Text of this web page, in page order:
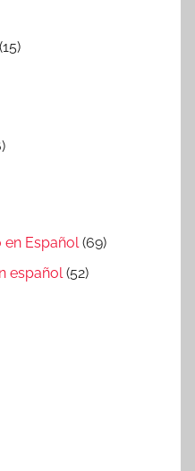
(15)
Español(69)
español(52)